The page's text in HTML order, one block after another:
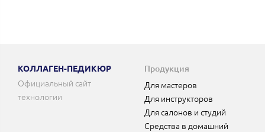
КОЛЛАГЕН-ПЕДИКЮР
Официальный сайт
технологии
Продукция
Для мастеров
Для инструкторов
Для салонов и студий
Средства в домашний